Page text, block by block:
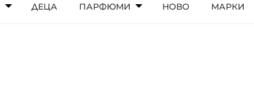
ДЕЦА ПАРФЮМИ НОВО МАРКИ